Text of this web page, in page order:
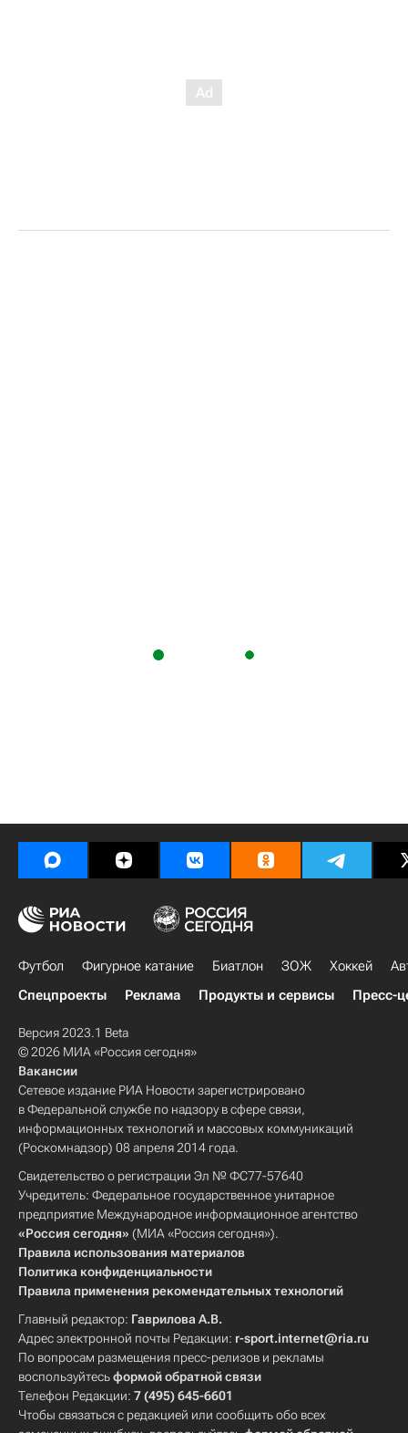
Футбол Фигурное катание Биатлон ЗОЖ Хоккей
Спецпроекты
Реклама Продукты и сервисы Пресс-
Версия 2023.1 Beta
© 2026 МИА «Россия сегодня»
Вакансии
Сетевое издание РИА Новости зарегистрировано
в Федеральной службе по надзору в сфере связи,
информационных технологий и массовых коммуникаций
(Роскомнадзор) 08 апреля 2014 года.
Свидетельство о регистрации Эл № ФС77-57640
Учредитель: Федеральное государственное унитарное
предприятие Международное информационное агентство
«Россия сегодня» (МИА «Россия сегодня»).
Правила использования материалов
Политика конфиденциальности
Правила применения рекомендательных технологий
Главный редактор: Гаврилова А.В.
Адрес электронной почты Редакции: r-sport.internet@ria.ru
По вопросам размещения пресс-релизов и рекламы
воспользуйтесьформой обратной связи
Телефон Редакции: 7 (495) 645-6601
Чтобы связаться с редакцией или сообщить обо всех